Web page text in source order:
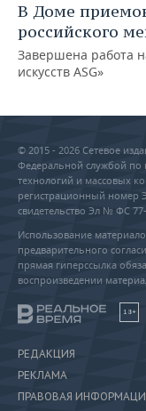
В Доме
российского
Завершена работа
искусств ASG»
© 2015 - 2026 Сетевое
Федеральной службой по
технологий и массовых
регистрационный номер
свидетельство Эл № ФС
Использование
предварительного
прямая гиперссылка
воспроизведении
18+
РЕДАКЦИЯ
РЕКЛАМА
ПРАВОВАЯ